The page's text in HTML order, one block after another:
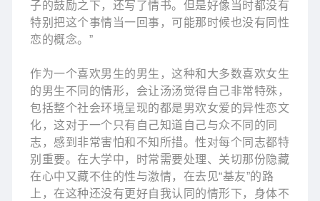
子的鼓励之下，还写了情书。但是好像当时都没有
特别把这个事情当一回事，可能那时候也没有同性
恋的概念。”
作为一个喜欢男生的男生，这种和大多数喜欢女生
的男生不同的情形，会让汤汤觉得自己非常特殊，
包括整个社会环境呈现的都是男欢女爱的异性恋文
化，这对于一个只有自己知道自己与众不同的同
志，感到非常害怕和不知所措。性对每个同志都特
别重要。在大学中，时常需要处理、关切那份隐藏
在心中又藏不住的性与激情，在去见“基友”的路
上，在这种还没有更好自我认同的情形下，身体不